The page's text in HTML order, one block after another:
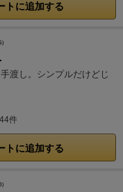
トに追加する
渡し。シンプルだけどじ
44件
トに追加する